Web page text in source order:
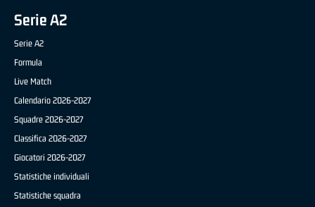
Serie A2
Serie A2
Formula
Live Match
Calendario 2026-2027
Squadre 2026-2027
Classifica 2026-2027
Giocatori 2026-2027
Statistiche individuali
Statistiche squadra